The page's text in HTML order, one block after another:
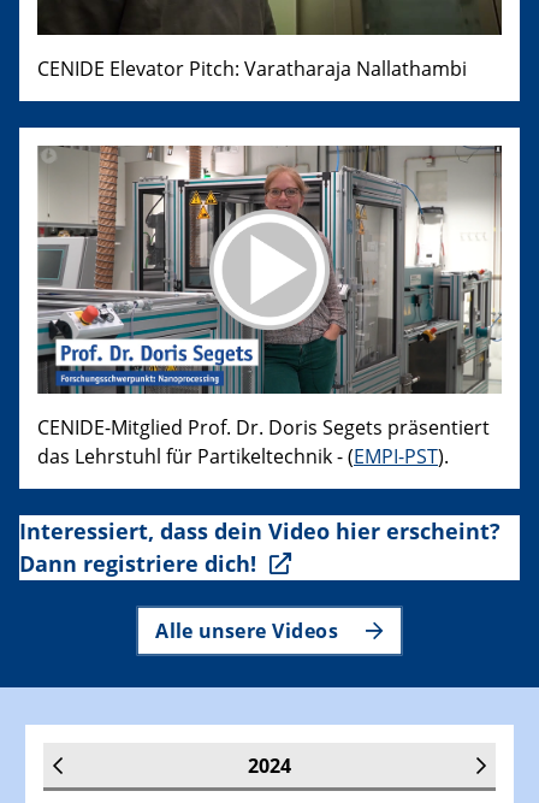
CENIDE Elevator Pitch: Varatharaja Nallathambi
CENIDE-Mitglied Prof. Dr. Doris Segets präsentiert
das Lehrstuhl für Partikeltechnik - (EMPI-PST).
Interessiert, dass dein Video hier erscheint?
Dann registriere dich!
Alle unsere Videos
2024